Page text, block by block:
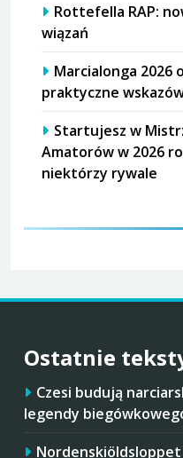
Rottefella RAP:
wiązań
Marcialonga 2026
praktyczne
Startujesz w
Amatorów w 2026
niektórzy rywale
Ostatnie
Czesi budują
legendy
Nordenskiöldsloppet